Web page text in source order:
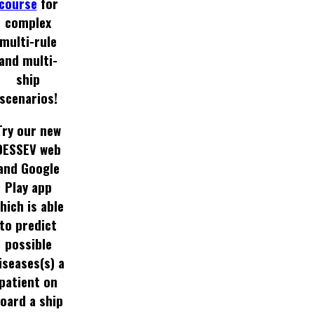
complex
multi-rule
and multi-
ship
scenarios!
our new
web
Google
Play app
is able
to predict
possible
a
patient on
a ship